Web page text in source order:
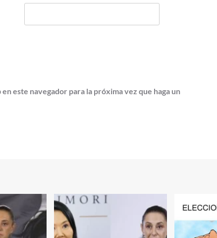
este navegador para la próxima vez que haga un